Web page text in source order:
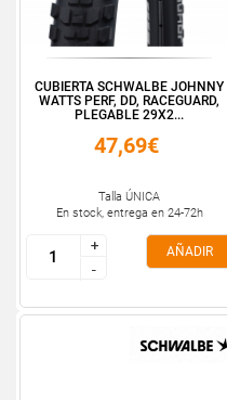
CUBIERTA SCHWALBE JOHNNY
WATTS PERF, DD, RACEGUARD,
PLEGABLE 29X2...
47,69€
Talla ÚNICA
En stock, entrega en 24-72h
+
-
+
-
AÑADIR